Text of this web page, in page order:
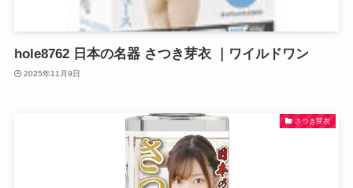
hole8762 日本の名器 さつき芽衣 ｜ワイルドワン
2025年11月9日
さつき芽衣